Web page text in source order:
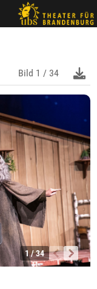
Bild 1 / 34
1 / 34